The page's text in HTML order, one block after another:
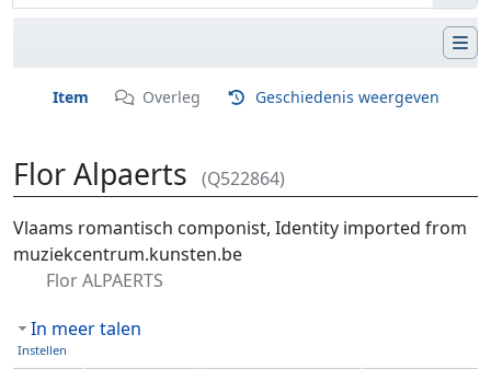
Item Overleg Geschiedenis weergeven
Flor Alpaerts (Q522864)
Ga naar:navigatie,zoeken
Vlaams romantisch componist, Identity imported from
muziekcentrum.kunsten.be
Flor ALPAERTS
In meer talen
Instellen